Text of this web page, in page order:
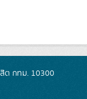
ต กทม. 10300